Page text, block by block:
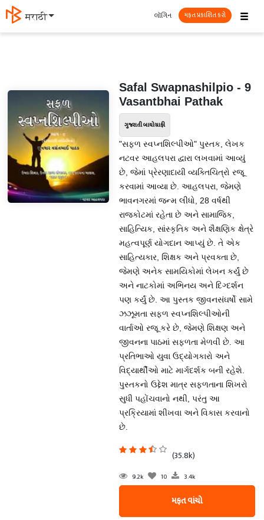
मराठी ☰
લૉગિન મફત પ્રકાશિત કરો
Safal Swapnashilpio - 9
Vasantbhai Pathak
ગુજરાતી બાયોગ્રાફી
"સફળ સ્વપ્નશિલ્પીઓ" પુસ્તક, લેખક
નટવર આહલપરા દ્વારા લખવામાં આવ્યું
છે, જેમાં પ્રેરણાદાયી વ્યક્તિચિત્રો રજૂ
કરવામાં આવ્યા છે. આહલપરા, જેમણે
ભાવનગરમાં જન્મ લીધો, 28 વર્ષથી
રાજકોટમાં રહેતા છે અને સામાજિક,
સાહિત્યિક, સાંસ્કૃતિક અને શૈક્ષણિક ક્ષેત્રે
મહત્વપૂર્ણ યોગદાન આપ્યું છે. તે એક
સાહિત્યકાર, શિક્ષક અને પ્રવક્તા છે,
જેમણે અનેક સામયિકોમાં લેખન કર્યું છે
અને નાટકોમાં અભિનય અને દિગ્દર્શન
પણ કર્યું છે. આ પુસ્તક જીવનસંઘર્ષો સામે
ઝઝૂમતા સફળ સ્વપ્નશિલ્પીઓની
વાર્તાઓ રજૂ કરે છે, જેમણે શિક્ષણ અને
જીવનના પાઠમાં સફળતા મેળવી છે. આ
પ્રતિભાઓ યુવા ઉદ્યોગકારો અને
વિદ્યાર્થીઓ માટે માર્ગદર્શક બની રહેશે.
પુસ્તકનો ઉદ્દેશ માત્ર સફળતાના શિખરો
સુધી પહોંચવાનો નથી, પરંતુ આ
પ્રક્રિયામાં શીખવા અને વિકાસ કરવાનો
છે.
(35.8k)
9.2k 10 3.4k
મફત વાંચો